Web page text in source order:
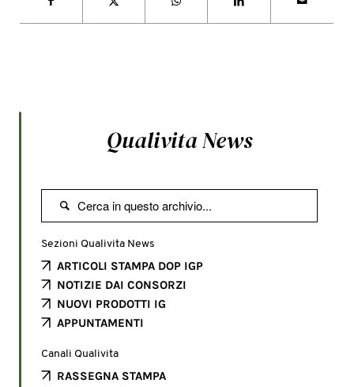
Qualivita News

Sezioni Qualivita News
ARTICOLI STAMPA DOP IGP
NOTIZIE DAI CONSORZI
NUOVI PRODOTTI IG
APPUNTAMENTI
Canali Qualivita
RASSEGNA STAMPA